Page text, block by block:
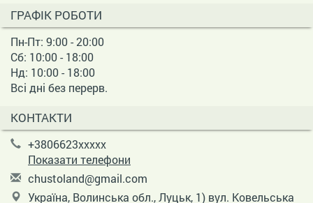
ГРАФІК РОБОТИ
Пн-Пт: 9:00 - 20:00
Сб: 10:00 - 18:00
Нд: 10:00 - 18:00
Всі дні без перерв.
КОНТАКТИ
+3806623xxxxx
Показати телефони
chustoland@gmail.com
Україна, Волинська обл., Луцьк, 1) вул. Ковельська